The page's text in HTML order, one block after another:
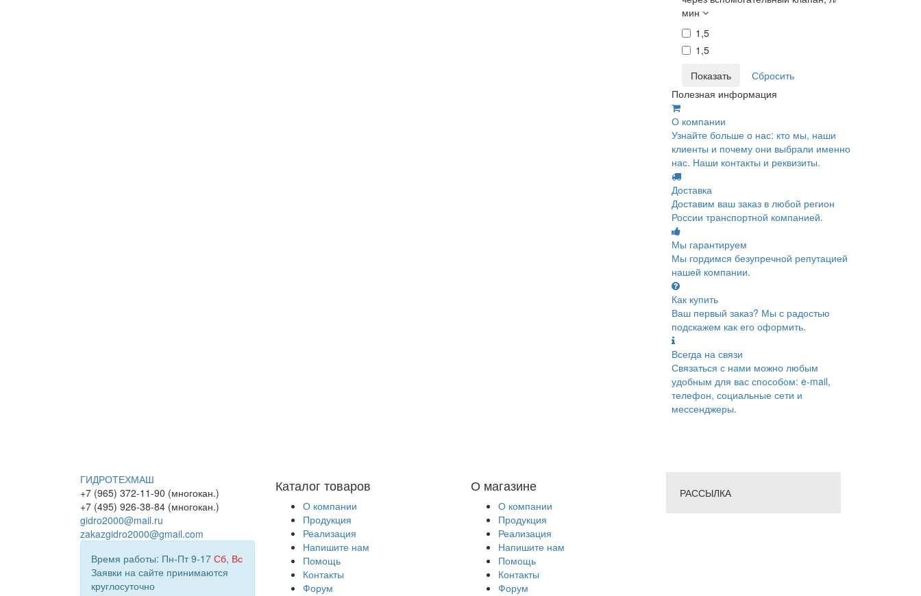
мин
1,5
1,5
Полезная информация
О компании
Узнайте больше о нас: кто мы, наши
клиенты и почему они выбрали именно
нас. Наши контакты и реквизиты.
Доставка
Доставим ваш заказ в любой регион
России транспортной компанией.
Мы гарантируем
Мы гордимся безупречной репутацией
нашей компании.
Как купить
Ваш первый заказ? Мы с радостью
подскажем как его оформить.
Всегда на связи
Связаться с нами можно любым
удобным для вас способом: e-mail,
телефон, социальные сети и
мессенджеры.
О магазине
О компании
Продукция
Реализация
Напишите нам
Помощь
Контакты
Форум
Каталог товаров
О компании
Продукция
Реализация
Напишите нам
Помощь
Контакты
Форум
РАССЫЛКА
ГИДРОТЕХМАШ
+7 (965) 372-11-90 (многокан.)
+7 (495) 926-38-84 (многокан.)
gidro2000@mail.ru
zakazgidro2000@gmail.com
Время работы: Пн-Пт 9-17 Сб, Вс
Заявки на сайте принимаются
круглосуточно